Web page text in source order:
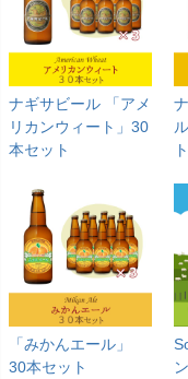
ナギサビール 「アメ
リカンウィート」30
本セット
ト
「みかんエール」
30本セット